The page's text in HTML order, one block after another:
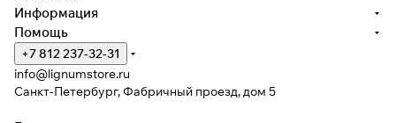
Информация
Помощь
+7 812 237-32-31
info@lignumstore.ru
Санкт-Петербург, Фабричный проезд, дом 5